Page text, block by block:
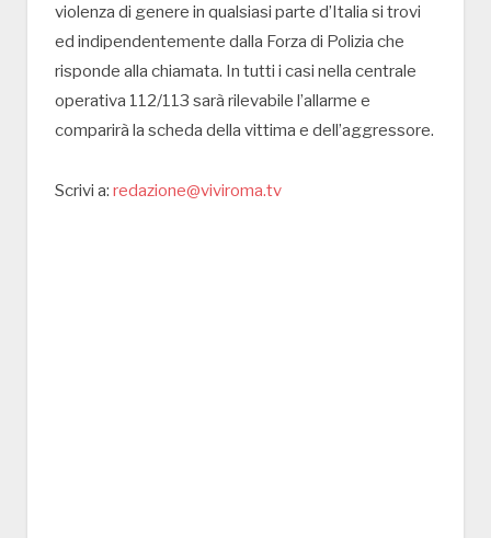
violenza di genere in qualsiasi parte d’Italia si trovi
ed indipendentemente dalla Forza di Polizia che
risponde alla chiamata. In tutti i casi nella centrale
operativa 112/113 sarà rilevabile l’allarme e
comparirà la scheda della vittima e dell’aggressore.
Scrivi a: redazione@viviroma.tv